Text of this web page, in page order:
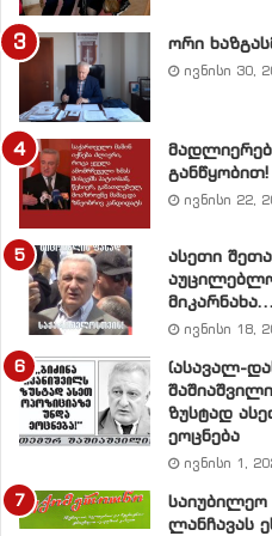
ეროვნული ძალების
საქართველოს მთავარი
ქრისტიანობის
გამოცხადებით ქართველი
ცივილიზებული
დიდმა დავით
წინაპართა მისწრაფება
ძლიერ სახელმწიფოდ
რომელმაცდიდგორის
ევროპული ცივილიზაცია.
ვიმედოვნებთ, უახლოეს
მსოფლიო უკეთ
ისტორიულ მისწრაფებას,
თავისი სამწიგნობრო ენა,
ორი
ივნისი 30,
განწყობით!
ივნისი 22,
ასეთი
მიკარნახა…
ივნისი 18,
(ასავალ-
ზუსტად
ეოცნება
ივნისი 1,
საიუბილეო
ლანჩავას